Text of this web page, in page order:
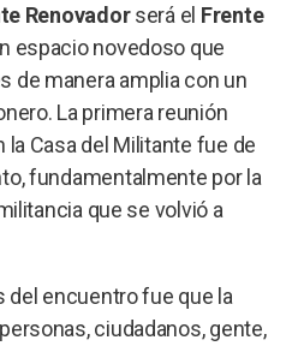
Renovadorserá el Frente
espacio novedoso que
de manera amplia con un
La primera reunión
Casa del Militante fue de
fundamentalmente por la
que se volvió a
del encuentro fue que la
ciudadanos, gente,